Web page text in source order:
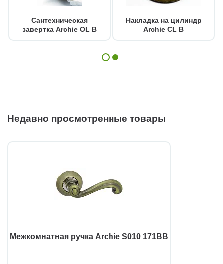
Сантехническая
завертка Archie OL B
Накладка на цилиндр
Archie CL B
Недавно просмотренные товары
Межкомнатная ручка Archie S010 171BB